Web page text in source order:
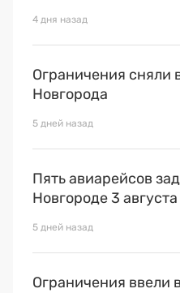
4 дня назад
Ограничения сняли
Новгорода
5 дней назад
Пять авиарейсов
Новгороде 3 августа
5 дней назад
Ограничения ввели